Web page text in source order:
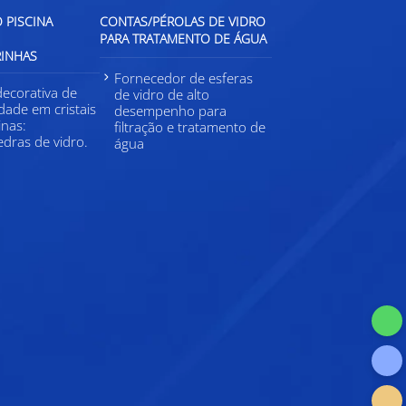
PISCINA
de
em cristais
de vidro.
CONTAS/PÉROLAS DE VIDRO
PARA TRATAMENTO DE ÁGUA
Fornecedor de esferas
de vidro de alto
desempenho para
filtração e tratamento de
água